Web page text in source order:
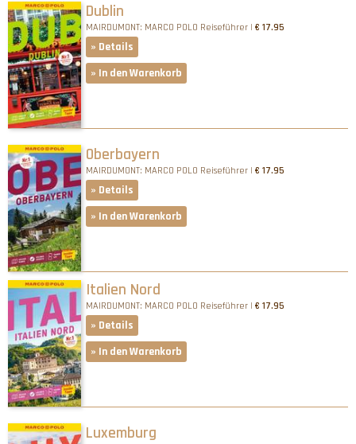
Dublin
MAIRDUMONT: MARCO POLO Reiseführer |€ 17.95
» Details
» In den Warenkorb
Oberbayern
MAIRDUMONT: MARCO POLO Reiseführer |€ 17.95
» Details
» In den Warenkorb
Italien Nord
MAIRDUMONT: MARCO POLO Reiseführer |€ 17.95
» Details
» In den Warenkorb
Luxemburg